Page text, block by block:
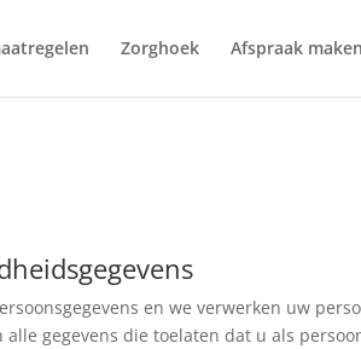
Zorghoek Afspraak maken
en we verwerken uw
gegevens die toelaten dat u als